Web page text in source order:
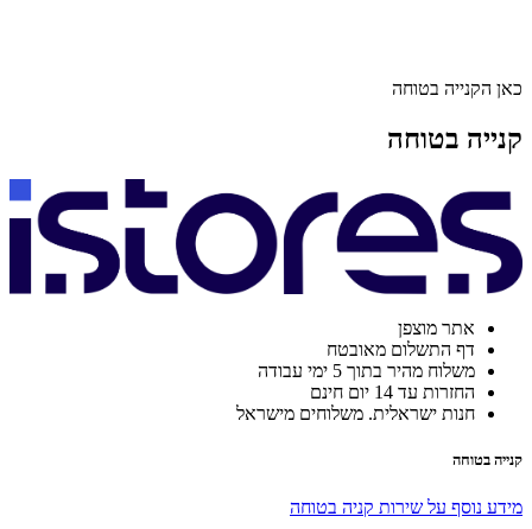
כאן הקנייה בטוחה
קנייה בטוחה
אתר מוצפן
דף התשלום מאובטח
משלוח מהיר בתוך 5 ימי עבודה
החזרות עד 14 יום חינם
חנות ישראלית. משלוחים מישראל
קנייה בטוחה
מידע נוסף על שירות קניה בטוחה